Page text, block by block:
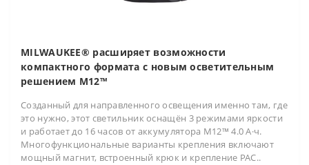
MILWAUKEE® расширяет возможности
компактного формата с новым осветительным
решением M12™
Созданный для направленного освещения именно там, где
это нужно, этот светильник оснащён 3 режимами яркости
и работает до 16 часов от аккумулятора M12™ 4.0 А·ч.
Многофункциональные варианты крепления включают
мощный магнит, встроенный крюк и крепление PAC..